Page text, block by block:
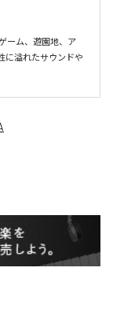
ーム、遊園地、ア
に溢れたサウンドや